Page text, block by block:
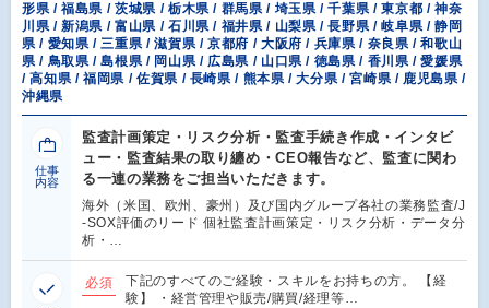
形県 / 福島県 / 茨城県 / 栃木県 / 群馬県 / 埼玉県 / 千葉県 / 東京都 / 神奈
川県 / 新潟県 / 富山県 / 石川県 / 福井県 / 山梨県 / 長野県 / 岐阜県 / 静岡
県 / 愛知県 / 三重県 / 滋賀県 / 京都府 / 大阪府 / 兵庫県 / 奈良県 / 和歌山
県 / 鳥取県 / 島根県 / 岡山県 / 広島県 / 山口県 / 徳島県 / 香川県 / 愛媛県
/ 高知県 / 福岡県 / 佐賀県 / 長崎県 / 熊本県 / 大分県 / 宮崎県 / 鹿児島県 /
沖縄県
仕事
内容
監査計画策定・リスク分析・監査手続き作成・インタビ
ュー・監査結果の取り纏め・CEO報告など、監査に関わ
る一連の業務をご担当いただきます。
海外（米国、欧州、豪州）及び国内グループ各社の業務監査/J
-SOX評価のリード 個社監査計画策定・リスク分析・データ分
析・…
必須
下記のすべてのご経験・スキルをお持ちの方。 【経
験】 ・経営管理や販売/購買/経理等…